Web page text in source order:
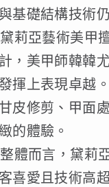
基礎結構技術
黛莉亞藝術美甲
，美甲師韓韓
揮上表現卓越
皮修剪、甲面
的體驗。
整體而言，黛莉
喜愛且技術高